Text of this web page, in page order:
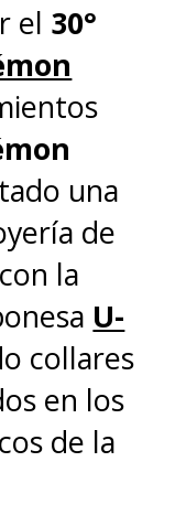
el 30°
una
de
la
U-
collares
en los
de la